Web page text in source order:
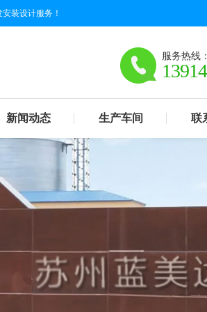
装设计服务！
服务热线：
新闻动态 生产车间 联